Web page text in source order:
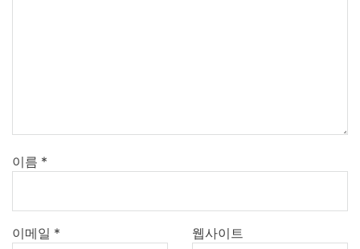
이름 *
이메일 * 웹사이트